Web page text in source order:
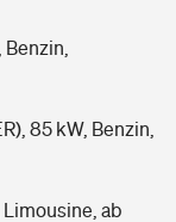
85 kW, Benzin,
Limousine, ab